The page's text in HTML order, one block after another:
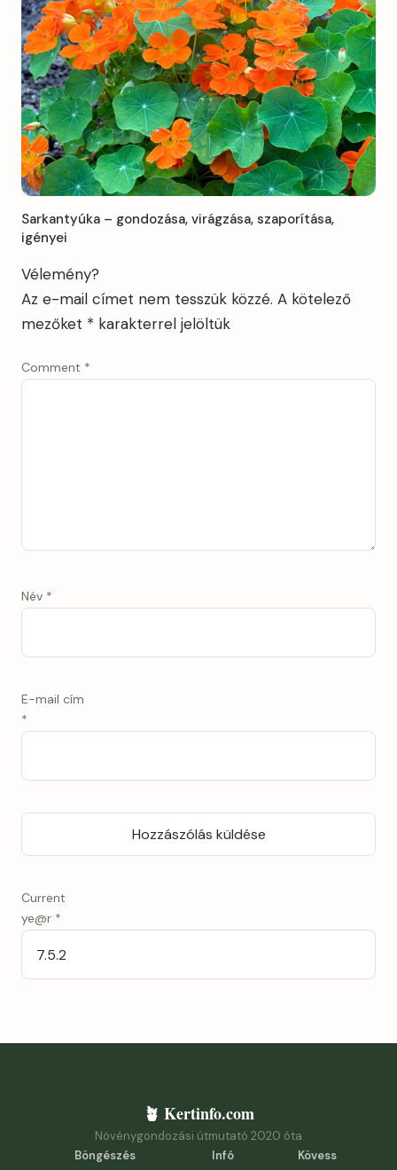
Sarkantyúka – gondozása, virágzása, szaporítása,
igényei
Vélemény?
Az e-mail címet nem tesszük közzé. A kötelező
mezőket * karakterrel jelöltük
Comment *
Név *
E-mail cím
*
Current
ye@r *
🪴 Kertinfo.com
Növénygondozási útmutató 2020 óta
Böngészés
Infó Kövess